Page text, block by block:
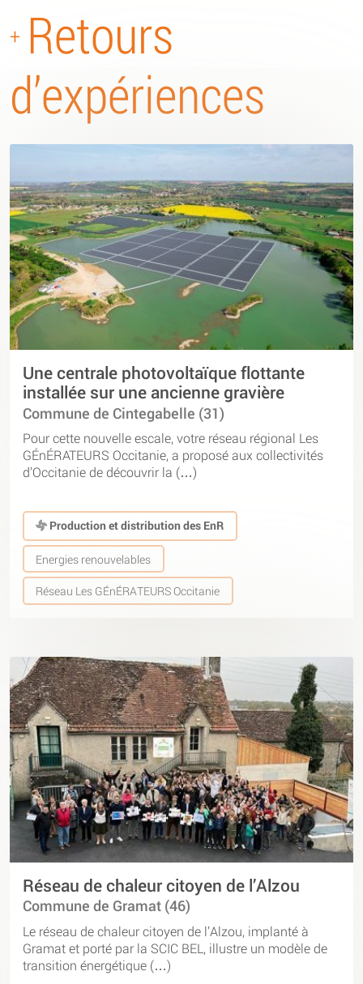
+ Retours
d’expériences
Une centrale photovoltaïque flottante
installée sur une ancienne gravière
Commune de Cintegabelle (31)
Pour cette nouvelle escale, votre réseau régional Les
GÉnÉRATEURS Occitanie, a proposé aux collectivités
d’Occitanie de découvrir la (…)
Production et distribution des EnR
Energies renouvelables
Réseau Les GÉnÉRATEURS Occitanie
Réseau de chaleur citoyen de l’Alzou
Commune de Gramat (46)
Le réseau de chaleur citoyen de l’Alzou, implanté à
Gramat et porté par la SCIC BEL, illustre un modèle de
transition énergétique (…)